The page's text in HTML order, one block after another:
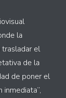
la
el
de la
de poner el